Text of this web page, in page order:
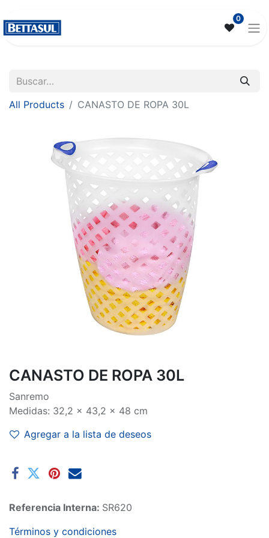
0
All Products CANASTO DE ROPA 30L
CANASTO DE ROPA 30L
Sanremo
Medidas: 32,2 x 43,2 x 48 cm
Agregar a la lista de deseos
Referencia Interna: SR620
Términos y condiciones